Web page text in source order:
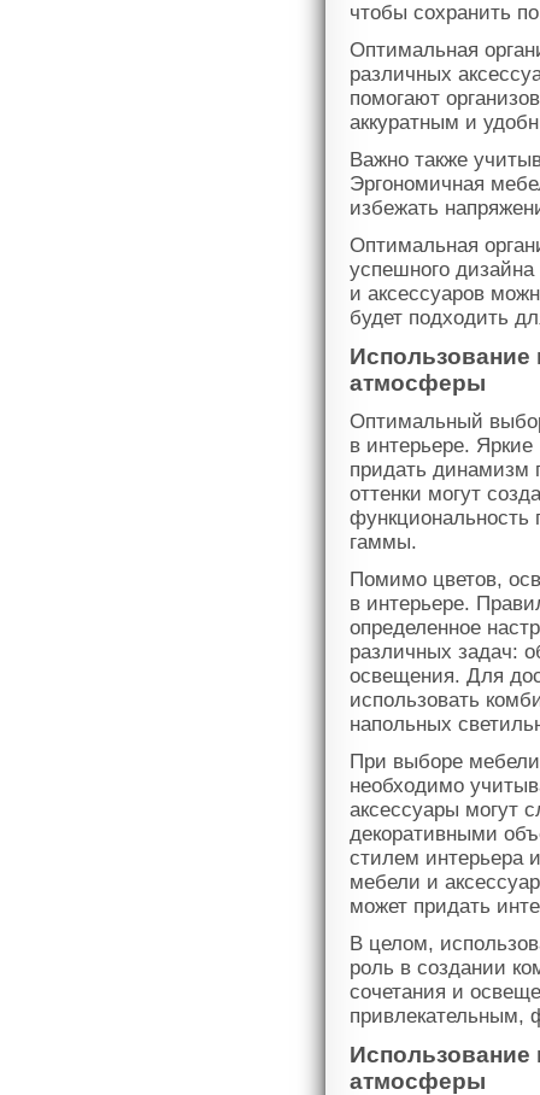
чтобы сохранить
Оптимальная
различных
помогают
аккуратным и
Важно также
Эргономичная
избежать
Оптимальная
успешного
и аксессуаров
будет подходить
Использование
атмосферы
Оптимальный
в интерьере.
придать динамизм
оттенки могут
гаммы.
Помимо цветов,
в интерьере.
определенное
различных задач:
освещения. Для
использовать
напольных
При выборе мебели
необходимо
аксессуары могут
декоративными
стилем интерьера
мебели и
может придать
В целом,
роль в создании
сочетания и
привлекательным,
Использование
атмосферы